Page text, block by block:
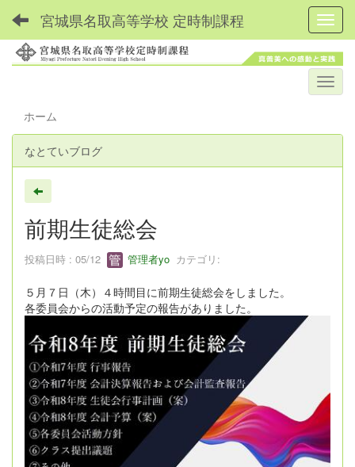
宮城県名取高等学校 定時制課程
ホーム
なとていブログ
前期生徒総会
投稿日時 : 05/12 管理者yo カテゴリ:
５月７日（木）４時間目に前期生徒総会をしました。
各委員会からの活動予定の報告がありました。